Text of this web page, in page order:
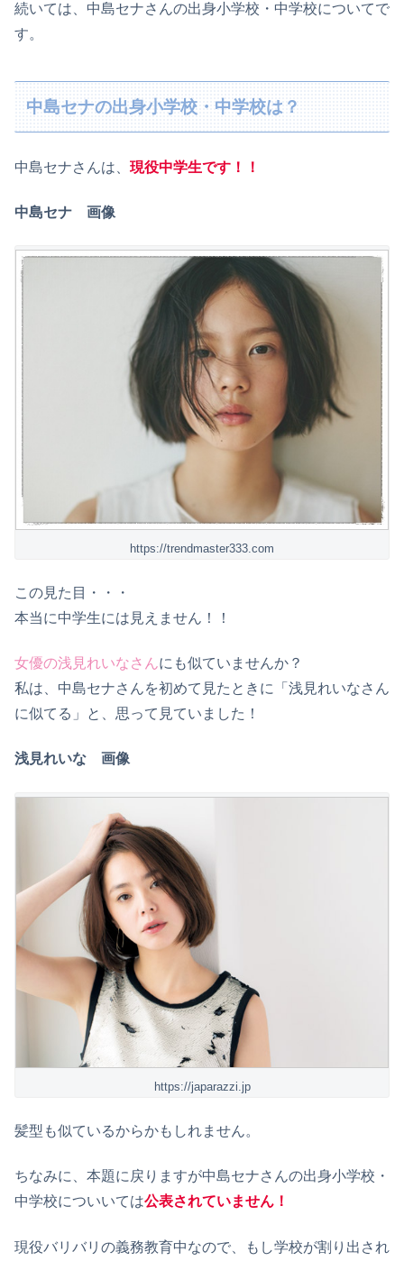
続いては、中島セナさんの出身小学校・中学校についてで
す。
中島セナの出身小学校・中学校は？
中島セナさんは、 現役中学生です！！
中島セナ 画像
https://trendmaster333.com
この見た目・・・
本当に中学生には見えません！！
女優の浅見れいなさんにも似ていませんか？
私は、中島セナさんを初めて見たときに「浅見れいなさん
に似てる」と、思って見ていました！
浅見れいな 画像
https://japarazzi.jp
髪型も似ているからかもしれません。
ちなみに、本題に戻りますが中島セナさんの出身小学校・
中学校についいては公表されていません！
現役バリバリの義務教育中なので、もし学校が割り出され